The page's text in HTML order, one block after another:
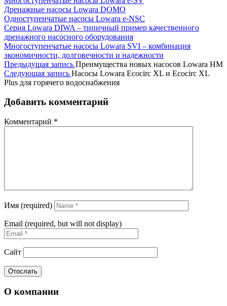
Дренажные насосы Lowara DOMO
Одноступенчатые насосы Lowara e-NSC
Серия Lowara DIWA – типичный пример качественного
дренажного насосного оборудования
Многоступенчатые насосы Lowara SVI – комбинация
экономичности, долговечности и надежности
Предыдущая запись Преимущества новых насосов Lowara HM
Следующая запись Насосы Lowara Ecocirc XL и Ecocirc XL
Plus для горячего водоснабжения
Добавить комментарий
Комментарий *
Имя (required)
Email (required, but will not display)
Сайт
О компании